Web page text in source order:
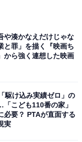
512GB SSD
や湊かなえだけじゃな
と罪」を描く『映画ち
から強く連想した映画
駆け込み実績ゼロ」の
こども110番の家」
必要？ PTAが直面する
実